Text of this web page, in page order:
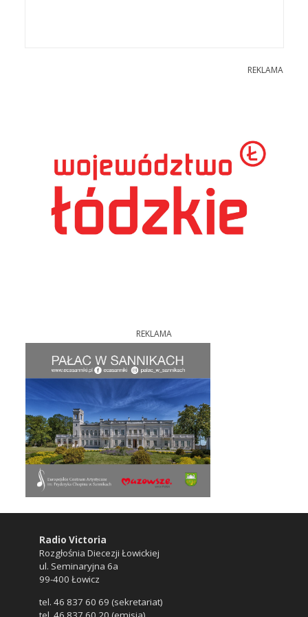
REKLAMA
REKLAMA
Radio Victoria
Rozgłośnia Diecezji Łowickiej
ul. Seminaryjna 6a
99-400 Łowicz
tel. 46 837 60 69 (sekretariat)